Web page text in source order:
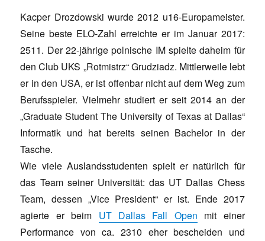
Kacper Drozdowski wurde 2012 u16-Europameister.
Seine beste ELO-Zahl erreichte er im Januar 2017:
2511. Der 22-jährige polnische IM spielte daheim für
den Club UKS „Rotmistrz“ Grudziadz. Mittlerweile lebt
er in den USA, er ist offenbar nicht auf dem Weg zum
Berufsspieler. Vielmehr studiert er seit 2014 an der
„Graduate Student The University of Texas at Dallas“
Informatik und hat bereits seinen Bachelor in der
Tasche.
Wie viele Auslandsstudenten spielt er natürlich für
das Team seiner Universität: das UT Dallas Chess
Team, dessen „Vice President“ er ist. Ende 2017
agierte er beim UT Dallas Fall Open mit einer
Performance von ca. 2310 eher bescheiden und